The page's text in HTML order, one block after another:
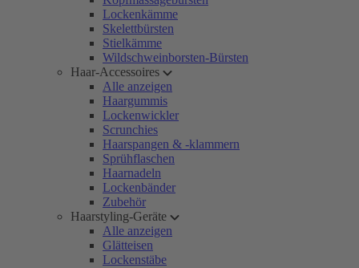
Lockenkämme
Skelettbürsten
Stielkämme
Wildschweinborsten-Bürsten
Haar-Accessoires
Alle anzeigen
Haargummis
Lockenwickler
Scrunchies
Haarspangen & -klammern
Sprühflaschen
Haarnadeln
Lockenbänder
Zubehör
Haarstyling-Geräte
Alle anzeigen
Glätteisen
Lockenstäbe